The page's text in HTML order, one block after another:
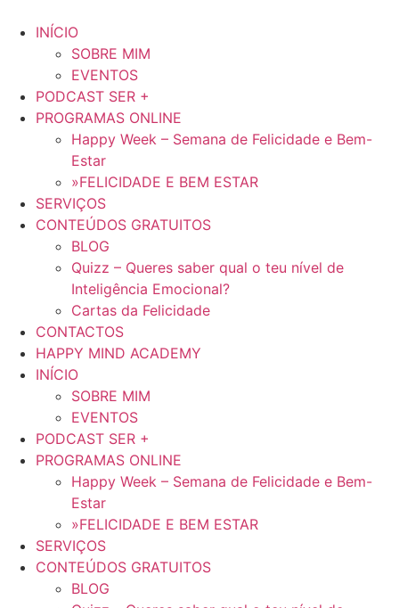
INÍCIO
SOBRE MIM
EVENTOS
PODCAST SER +
PROGRAMAS ONLINE
Happy Week – Semana de Felicidade e Bem-
Estar
»FELICIDADE E BEM ESTAR
SERVIÇOS
CONTEÚDOS GRATUITOS
BLOG
Quizz – Queres saber qual o teu nível de
Inteligência Emocional?
Cartas da Felicidade
CONTACTOS
HAPPY MIND ACADEMY
INÍCIO
SOBRE MIM
EVENTOS
PODCAST SER +
PROGRAMAS ONLINE
Happy Week – Semana de Felicidade e Bem-
Estar
»FELICIDADE E BEM ESTAR
SERVIÇOS
CONTEÚDOS GRATUITOS
BLOG